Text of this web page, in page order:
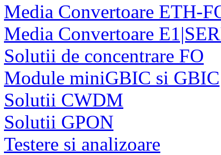
Media Convertoare ETH-
Media Convertoare
Solutii de concentrare FO
Module miniGBIC si GBIC
Solutii CWDM
Solutii GPON
Testere si analizoare